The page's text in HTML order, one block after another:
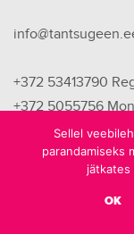
+372 53413790
+372 5055756
+372 53446749
© 2026
Sellel
parandamiseks
jätkates
OK